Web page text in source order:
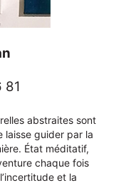
81
abstraites sont
laisse guider par la
État méditatif,
chaque fois
et la